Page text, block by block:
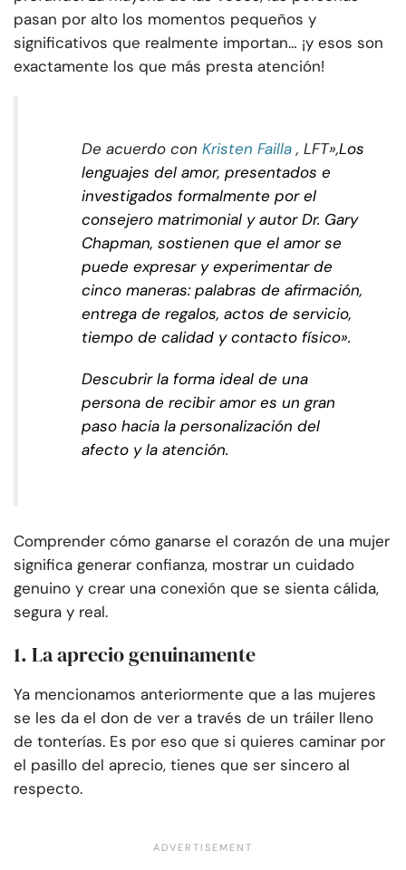
pasan por alto los momentos pequeños y
significativos que realmente importan… ¡y esos son
exactamente los que más presta atención!
De acuerdo con Kristen Failla , LFT»,Los
lenguajes del amor, presentados e
investigados formalmente por el
consejero matrimonial y autor Dr. Gary
Chapman, sostienen que el amor se
puede expresar y experimentar de
cinco maneras: palabras de afirmación,
entrega de regalos, actos de servicio,
tiempo de calidad y contacto físico».
Descubrir la forma ideal de una
persona de recibir amor es un gran
paso hacia la personalización del
afecto y la atención.
Comprender cómo ganarse el corazón de una mujer
significa generar confianza, mostrar un cuidado
genuino y crear una conexión que se sienta cálida,
segura y real.
1. La aprecio genuinamente
Ya mencionamos anteriormente que a las mujeres
se les da el don de ver a través de un tráiler lleno
de tonterías. Es por eso que si quieres caminar por
el pasillo del aprecio, tienes que ser sincero al
respecto.